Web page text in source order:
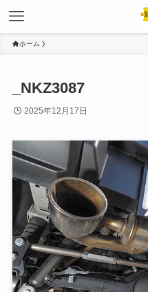
ホーム
_NKZ3087
2025年12月17日